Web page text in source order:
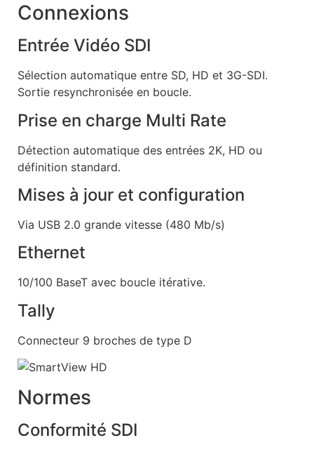
Connexions
Entrée Vidéo SDI
Sélection automatique entre SD, HD et 3G-SDI.
Sortie resynchronisée en boucle.
Prise en charge Multi Rate
Détection automatique des entrées 2K, HD ou
définition standard.
Mises à jour et configuration
Via USB 2.0 grande vitesse (480 Mb/s)
Ethernet
10/100 BaseT avec boucle itérative.
Tally
Connecteur 9 broches de type D
Normes
Conformité SDI